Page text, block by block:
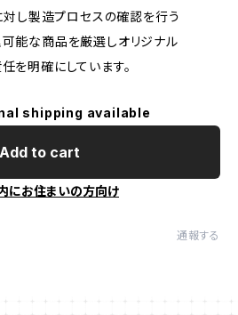
し製造プロセスの確認を行う
可能な商品を厳選しオリジナル
を明確にしています。
shipping available
Add to cart
にお住まいの方向け
通報する